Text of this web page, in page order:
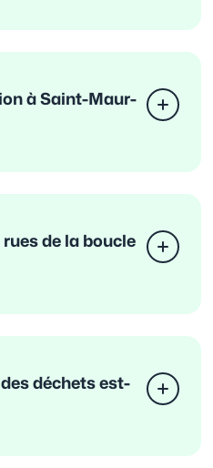
à Saint-Maur-
de la boucle
déchets est-